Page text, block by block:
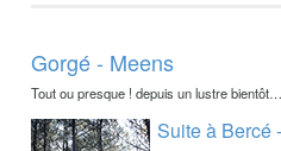
Gorgé - Meens
Tout ou presque ! depuis un lustre bientôt…
Suite à Bercé